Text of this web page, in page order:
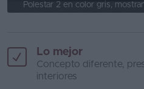
Guías
compra
Comparador
Polestar 2 en color gris,
Lo mejor
Concepto diferente,
interiores